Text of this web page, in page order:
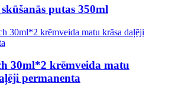
putas 350ml
30ml*2 krēmveida matu
permanenta